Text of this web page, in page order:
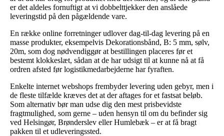
er det aldeles fornuftigt at vi dobbelttjekker den anslåede
leveringstid på den pågældende vare.
En række online forretninger udlover dag-til-dag levering på en
masse produkter, eksempelvis Dekorationsbånd, B: 5 mm, sølv,
20m, som dog nødvendiggør at bestillingen placeres før et
bestemt klokkeslæt, sådan at de har udsigt til at kunne nå at få
ordren afsted før logistikmedarbejderne har fyraften.
Enkelte internet webshops frembyder levering uden gebyr, men i
de fleste tilfælde kræves det at der aftages for et fastsat beløb.
Som alternativ bør man udse dig den mest prisbevidste
fragtmulighed, som gerne – uden hensyn til om du befinder sig
ved Helsingør, Brønderslev eller Humlebæk – er at få bragt
pakken til et udleveringssted.